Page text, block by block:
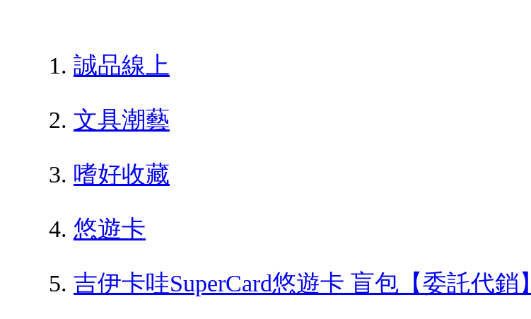
誠品線上
文具潮藝
嗜好收藏
悠遊卡
吉伊卡哇SuperCard悠遊卡 盲包【委託代銷】